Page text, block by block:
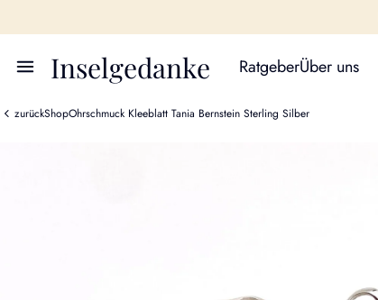
Inselgedanke RatgeberÜber uns
zurückShopOhrschmuck Kleeblatt Tania Bernstein Sterling Silber